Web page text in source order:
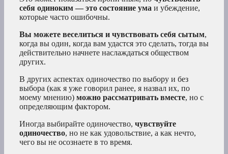
себя одиноким — это состояние ума и убеждение,
которые часто ошибочны.
Вы можете веселиться и чувствовать себя сытым,
когда вы один, когда вам удастся это сделать, тогда вы
действительно начнете наслаждаться обществом
других.
В других аспектах одиночество по выбору и без
выбора (как я уже говорил ранее, я назвал их, по
моему мнению) можно рассматривать вместе, но с
определяющим фактором.
Иногда выбирайте одиночество, чувствуйте
одиночество, но не как удовольствие, а как нечто,
чего вы не осознаете в то время.